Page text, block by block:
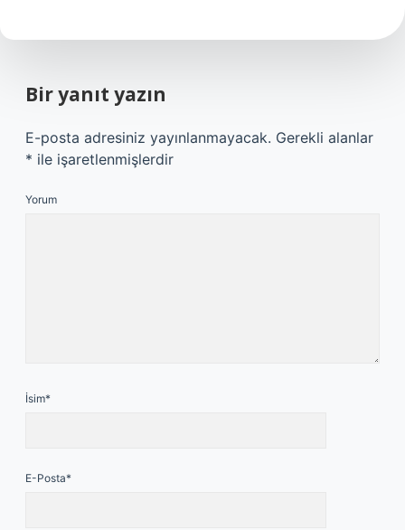
Bir yanıt yazın
E-posta adresiniz yayınlanmayacak. Gerekli alanlar
* ile işaretlenmişlerdir
Yorum
İsim*
E-Posta*